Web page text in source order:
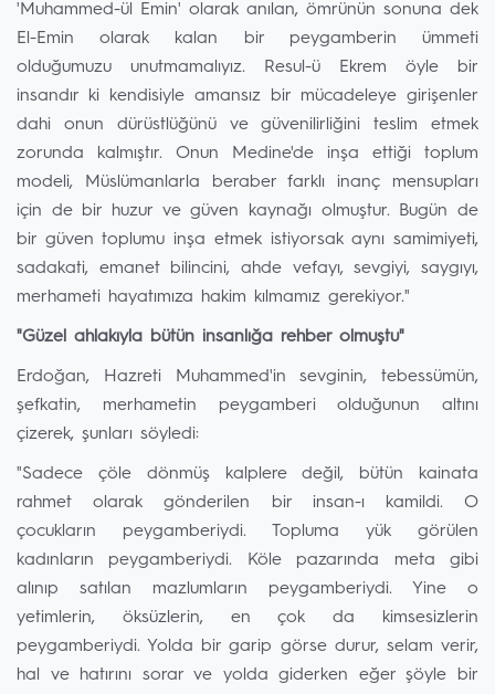
'Muhammed-ül Emin' olarak anılan, ömrünün sonuna dek
El-Emin olarak kalan bir peygamberin ümmeti
olduğumuzu unutmamalıyız. Resul-ü Ekrem öyle bir
insandır ki kendisiyle amansız bir mücadeleye girişenler
dahi onun dürüstlüğünü ve güvenilirliğini teslim etmek
zorunda kalmıştır. Onun Medine'de inşa ettiği toplum
modeli, Müslümanlarla beraber farklı inanç mensupları
için de bir huzur ve güven kaynağı olmuştur. Bugün de
bir güven toplumu inşa etmek istiyorsak aynı samimiyeti,
sadakati, emanet bilincini, ahde vefayı, sevgiyi, saygıyı,
merhameti hayatımıza hakim kılmamız gerekiyor."
"Güzel ahlakıyla bütün insanlığa rehber olmuştu"
Erdoğan, Hazreti Muhammed'in sevginin, tebessümün,
şefkatin, merhametin peygamberi olduğunun altını
çizerek, şunları söyledi:
"Sadece çöle dönmüş kalplere değil, bütün kainata
rahmet olarak gönderilen bir insan-ı kamildi. O
çocukların peygamberiydi. Topluma yük görülen
kadınların peygamberiydi. Köle pazarında meta gibi
alınıp satılan mazlumların peygamberiydi. Yine o
yetimlerin, öksüzlerin, en çok da kimsesizlerin
peygamberiydi. Yolda bir garip görse durur, selam verir,
hal ve hatırını sorar ve yolda giderken eğer şöyle bir